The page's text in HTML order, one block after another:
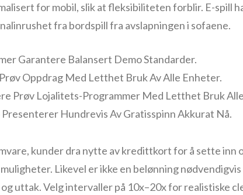
for mobil, slik at fleksibiliteten forblir. E-spill
fra bordspill fra avslapningen i sofaene.
Garantere Balansert Demo Standarder.
Oppdrag Med Letthet Bruk Av Alle Enheter.
Prøv Lojalitets-Programmer Med Letthet Bruk
Presenterer Hundrevis Av Gratisspinn Akkurat Nå.
kunder dra nytte av kredittkort for å sette inn
Likevel er ikke en belønning
uttak. Velg intervaller på 10x–20x for realistiske